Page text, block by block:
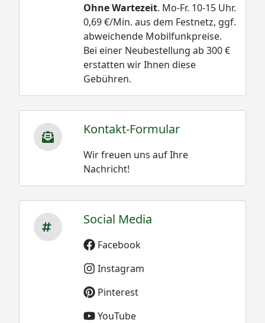
Ohne Wartezeit. Mo-Fr. 10-15 Uhr.
0,69 €/Min. aus dem Festnetz, ggf.
abweichende Mobilfunkpreise.
Bei einer Neubestellung ab 300 €
erstatten wir Ihnen diese
Gebühren.
Kontakt-Formular
Wir freuen uns auf Ihre
Nachricht!
Social Media
Facebook
Instagram
Pinterest
YouTube